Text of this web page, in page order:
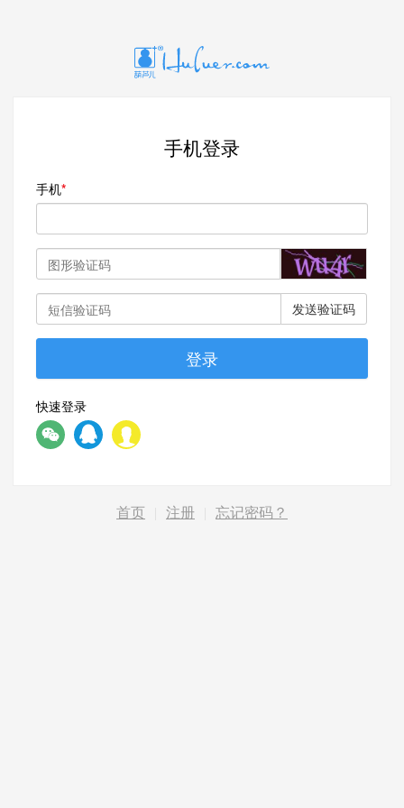
手机登录
手机
发送验证码
登录
快速登录
首页 注册 忘记密码？